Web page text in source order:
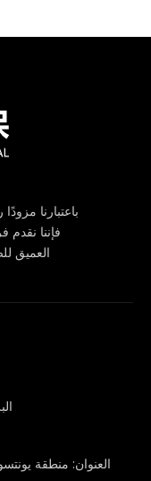
باعتبارنا
فإننا نقدم
العميق
العنوان: منطقة